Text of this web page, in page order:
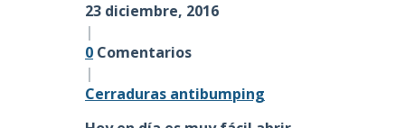
23 diciembre, 2016
|
0 Comentarios
|
Cerraduras antibumping